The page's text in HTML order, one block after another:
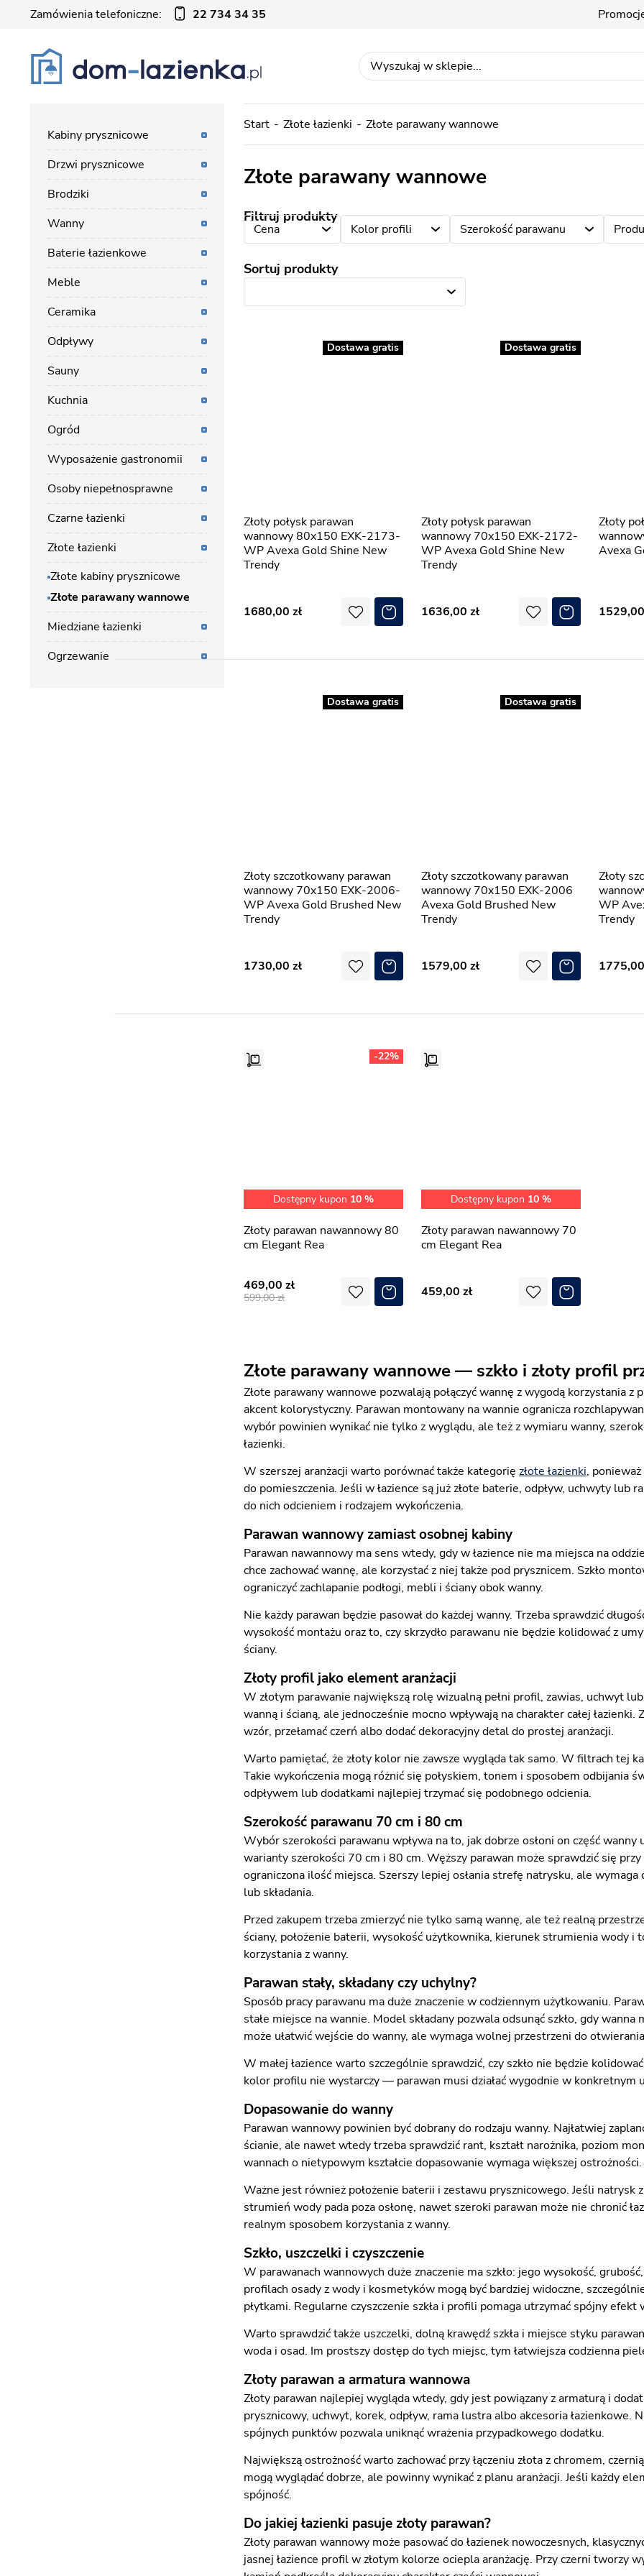
Zamówienia telefoniczne: 22 734 34 35
Start Złote łazienki Złote parawany wannowe
Złote parawany wannowe
Złote parawany wannowe — szkło i złoty profil
Złote parawany wannowe pozwalają połączyć wannę z wygodą korzystania
akcent kolorystyczny. Parawan montowany na wannie ogranicza
wybór powinien wynikać nie tylko z wyglądu, ale też z wymiaru wanny,
łazienki.
W szerszej aranżacji warto porównać także kategorię złote łazienki,
do pomieszczenia. Jeśli w łazience są już złote baterie, odpływ, uchwyty lub
do nich odcieniem i rodzajem wykończenia.
Parawan wannowy zamiast osobnej kabiny
Parawan nawannowy ma sens wtedy, gdy w łazience nie ma miejsca na
chce zachować wannę, ale korzystać z niej także pod prysznicem. Szkło
ograniczyć zachlapanie podłogi, mebli i ściany obok wanny.
Nie każdy parawan będzie pasował do każdej wanny. Trzeba sprawdzić
wysokość montażu oraz to, czy skrzydło parawanu nie będzie kolidować z
ściany.
Złoty profil jako element aranżacji
W złotym parawanie największą rolę wizualną pełni profil, zawias, uchwyt
wanną i ścianą, ale jednocześnie mocno wpływają na charakter całej
wzór, przełamać czerń albo dodać dekoracyjny detal do prostej aranżacji.
Warto pamiętać, że złoty kolor nie zawsze wygląda tak samo. W filtrach tej
Takie wykończenia mogą różnić się połyskiem, tonem i sposobem odbijania
odpływem lub dodatkami najlepiej trzymać się podobnego odcienia.
Szerokość parawanu 70 cm i 80 cm
Wybór szerokości parawanu wpływa na to, jak dobrze osłoni on część
warianty szerokości 70 cm i 80 cm. Węższy parawan może sprawdzić się
ograniczona ilość miejsca. Szerszy lepiej osłania strefę natrysku, ale
lub składania.
Przed zakupem trzeba zmierzyć nie tylko samą wannę, ale też realną
ściany, położenie baterii, wysokość użytkownika, kierunek strumienia wody i
korzystania z wanny.
Parawan stały, składany czy uchylny?
Sposób pracy parawanu ma duże znaczenie w codziennym użytkowaniu.
stałe miejsce na wannie. Model składany pozwala odsunąć szkło, gdy
może ułatwić wejście do wanny, ale wymaga wolnej przestrzeni do
W małej łazience warto szczególnie sprawdzić, czy szkło nie będzie
kolor profilu nie wystarczy — parawan musi działać wygodnie w konkretnym
Dopasowanie do wanny
Parawan wannowy powinien być dobrany do rodzaju wanny. Najłatwiej
ścianie, ale nawet wtedy trzeba sprawdzić rant, kształt narożnika, poziom
wannach o nietypowym kształcie dopasowanie wymaga większej ostrożności.
Ważne jest również położenie baterii i zestawu prysznicowego. Jeśli
strumień wody pada poza osłonę, nawet szeroki parawan może nie chronić
realnym sposobem korzystania z wanny.
Szkło, uszczelki i czyszczenie
W parawanach wannowych duże znaczenie ma szkło: jego wysokość,
profilach osady z wody i kosmetyków mogą być bardziej widoczne,
płytkami. Regularne czyszczenie szkła i profili pomaga utrzymać spójny efekt
Warto sprawdzić także uszczelki, dolną krawędź szkła i miejsce styku
woda i osad. Im prostszy dostęp do tych miejsc, tym łatwiejsza codzienna
Złoty parawan a armatura wannowa
Złoty parawan najlepiej wygląda wtedy, gdy jest powiązany z armaturą i
prysznicowy, uchwyt, korek, odpływ, rama lustra albo akcesoria łazienkowe.
spójnych punktów pozwala uniknąć wrażenia przypadkowego dodatku.
Największą ostrożność warto zachować przy łączeniu złota z chromem,
mogą wyglądać dobrze, ale powinny wynikać z planu aranżacji. Jeśli każdy
spójność.
Do jakiej łazienki pasuje złoty parawan?
Złoty parawan wannowy może pasować do łazienek nowoczesnych,
jasnej łazience profil w złotym kolorze ociepla aranżację. Przy czerni tworzy
Filtruj produkty
Cena Kolor profili Szerokość parawanu
Sortuj produkty
Złoty połysk parawan
wannowy 80x150 EXK-2173-
WP Avexa Gold Shine New
Trendy
1680,00
Dostawa gratis
Złoty połysk parawan
wannowy 70x150 EXK-2172-
WP Avexa Gold Shine New
Trendy
1636,00
Dostawa gratis
Złoty połysk parawan
Avexa
1529,00
Złoty szczotkowany parawan
wannowy 70x150 EXK-2006-
WP Avexa Gold Brushed New
Trendy
1730,00
Dostawa gratis
Złoty szczotkowany parawan
wannowy 70x150 EXK-2006
Avexa Gold Brushed New
Trendy
1579,00
Dostawa gratis
Złoty szczotkowany parawan
WP
Trendy
1775,00
Dostępny kupon 10 %
Złoty parawan nawannowy 80
cm Elegant Rea
469,00
599,00
-22%
Dostępny kupon 10 %
Złoty parawan nawannowy 70
cm Elegant Rea
459,00
Kabiny prysznicowe
Drzwi prysznicowe
Brodziki
Wanny
Baterie łazienkowe
Meble
Ceramika
Odpływy
Sauny
Kuchnia
Ogród
Wyposażenie gastronomii
Osoby niepełnosprawne
Czarne łazienki
Złote łazienki
Złote kabiny prysznicowe
Złote parawany wannowe
Miedziane łazienki
Ogrzewanie